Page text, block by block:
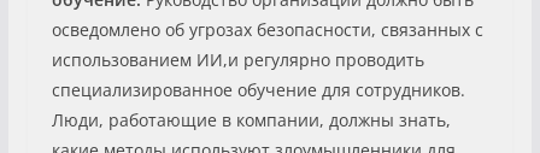
осведомлено об угрозах безопасности, связанных с
использованием ИИ,и регулярно проводить
специализированное обучение для сотрудников.
Люди, работающие в компании, должны знать,